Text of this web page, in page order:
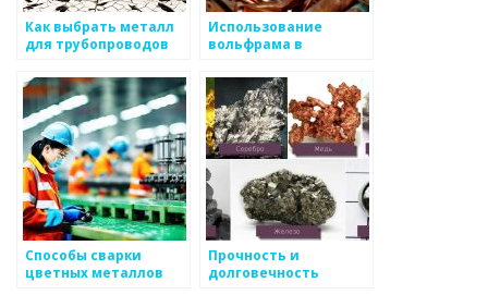
Как выбрать металл
для трубопроводов
Использование
вольфрама в
светотехники и
теплостойких
изделий
Способы сварки
цветных металлов
Прочность и
долговечность